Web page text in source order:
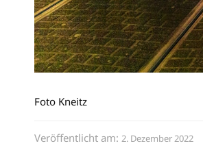
Foto Kneitz
Veröffentlicht am: 2. Dezember 2022